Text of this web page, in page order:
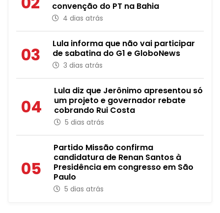
convenção do PT na Bahia
4 dias atrás
03
Lula informa que não vai participar
de sabatina do G1 e GloboNews
3 dias atrás
04
Lula diz que Jerônimo apresentou só
um projeto e governador rebate
cobrando Rui Costa
5 dias atrás
05
Partido Missão confirma
candidatura de Renan Santos à
Presidência em congresso em São
Paulo
5 dias atrás